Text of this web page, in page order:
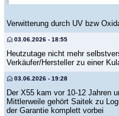
Verwitterung durch UV bzw
03.06.2026 - 18:55
Heutzutage nicht mehr
Verkäufer/Hersteller zu einer
03.06.2026 - 19:28
Der X55 kam vor 10-12 Jahren
Mittlerweile gehört Saitek zu
der Garantie komplett vorbei